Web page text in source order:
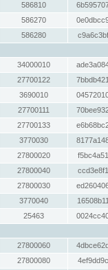
586810
586270
586280
34000010
27700122
3690010
27700111
27700133
3770030
27800020
27800040
27800030
3770040
25463
27800060
27800080